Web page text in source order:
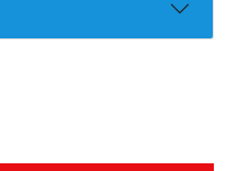
de perçage 50 mm –
– Grande